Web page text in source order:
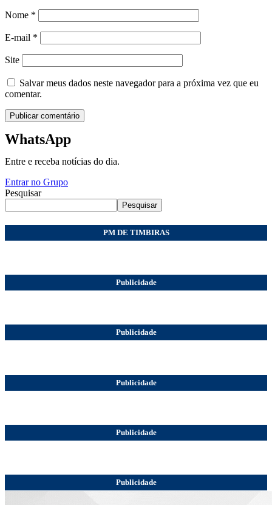
Nome *
E-mail *
Site
Salvar meus dados neste navegador para a próxima vez que eu
comentar.
WhatsApp
Entre e receba notícias do dia.
Entrar no Grupo
Pesquisar
Pesquisar
PM DE TIMBIRAS
Publicidade
Publicidade
Publicidade
Publicidade
Publicidade